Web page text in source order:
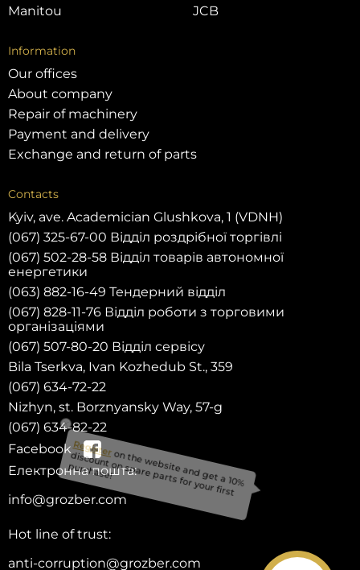
Manitou
JCB
Information
Our offices
About company
Repair of machinery
Payment and delivery
Exchange and return of parts
Contacts
Kyiv, ave. Academician Glushkova, 1 (VDNH)
(067) 325-67-00 Відділ роздрібної торгівлі
(067) 502-28-58 Відділ товарів автономної
енергетики
(063) 882-16-49 Тендерний відділ
(067) 828-11-76 Відділ роботи з торговими
організаціями
(067) 507-80-20 Відділ сервісу
Bila Tserkva, Ivan Kozhedub St., 359
(067) 634-72-22
Nizhyn, st. Borznyansky Way, 57-g
(067) 634-82-22
Facebook
Електронна пошта:
info@grozber.com
Hot line of trust:
anti-corruption@grozber.com
on the website and get a 10%
discount on spare parts for your first
purchase!